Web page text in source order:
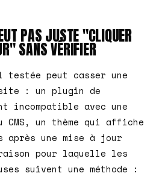
PAS JUSTE "CLIQUER
SANS VÉRIFIER
testée peut casser une
: un plugin de
incompatible avec une
CMS, un thème qui affiche
après une mise à jour
pour laquelle les
suivent une méthode :